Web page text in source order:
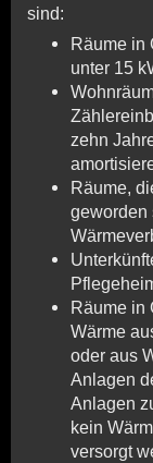
sind:
Räume in
unter 15
zehn
Räume,
geworden
Räume in
Wärme
oder aus
Anlagen
Anlagen
kein
versorgt